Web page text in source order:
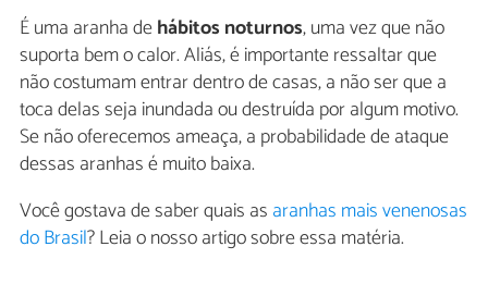
É uma aranha dehábitos noturnos, uma vez que não
suporta bem o calor. Aliás, é importante ressaltar que
não costumam entrar dentro de casas, a não ser que a
toca delas seja inundada ou destruída por algum motivo.
Se não oferecemos ameaça, a probabilidade de ataque
dessas aranhas é muito baixa.
Você gostava de saber quais as aranhas mais venenosas
do Brasil? Leia o nosso artigo sobre essa matéria.